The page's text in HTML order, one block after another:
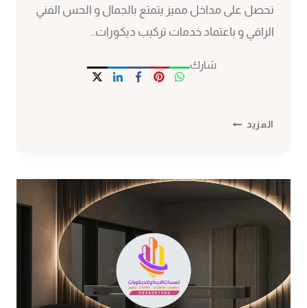
تحصل على مداخل مميز يتمتع بالجمال و الحس الفني
الراقي و باعتماد خدمات تركيب ديكورات…
شارك
المزيد ديكور
0530297304